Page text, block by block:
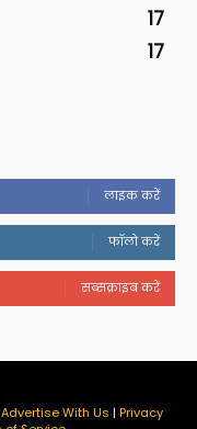
17
17
लाइक करें
फॉलो करें
सब्सक्राइब करें
Advertise With Us | Privacy